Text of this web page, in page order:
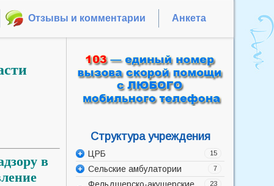
Отзывы и комментарии Анкета
в
Структура учреждения
15
ЦРБ
Администрация
7
Сельские амбулатории
23